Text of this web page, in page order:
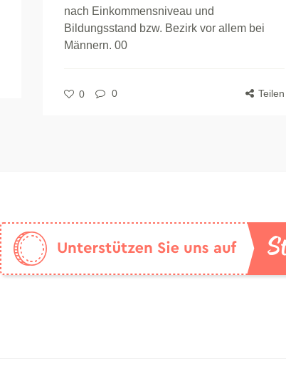
nach Einkommensniveau und
Bildungsstand bzw. Bezirk vor allem bei
Männern. 00
0 0 Teilen